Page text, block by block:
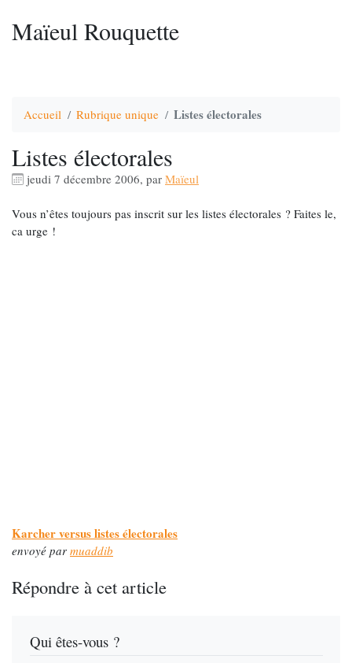
Maïeul Rouquette
Accueil Rubrique unique Listes électorales
Listes électorales
jeudi 7 décembre 2006, par Maïeul
Vous n’êtes toujours pas inscrit sur les listes électorales ? Faites le,
ca urge !
Karcher versus listes électorales
envoyé par muaddib
Répondre à cet article
Qui êtes-vous ?